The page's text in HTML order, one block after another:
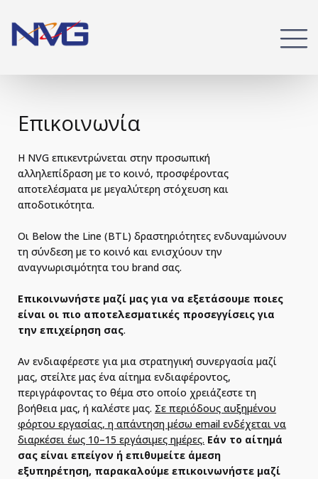
Επικοινωνία
Η NVG επικεντρώνεται στην προσωπική
αλληλεπίδραση με το κοινό, προσφέροντας
αποτελέσματα με μεγαλύτερη στόχευση και
αποδοτικότητα.
Οι Below the Line (BTL) δραστηριότητες ενδυναμώνουν
τη σύνδεση με το κοινό και ενισχύουν την
αναγνωρισιμότητα του brand σας.
Επικοινωνήστε μαζί μας για να εξετάσουμε ποιες
είναι οι πιο αποτελεσματικές προσεγγίσεις για
την επιχείρηση σας.
Αν ενδιαφέρεστε για μια στρατηγική συνεργασία μαζί
μας, στείλτε μας ένα αίτημα ενδιαφέροντος,
περιγράφοντας το θέμα στο οποίο χρειάζεστε τη
βοήθεια μας, ή καλέστε μας. Σε περιόδους αυξημένου
φόρτου εργασίας, η απάντηση μέσω email ενδέχεται να
διαρκέσει έως 10–15 εργάσιμες ημέρες. Εάν το αίτημά
σας είναι επείγον ή επιθυμείτε άμεση
εξυπηρέτηση, παρακαλούμε επικοινωνήστε μαζί